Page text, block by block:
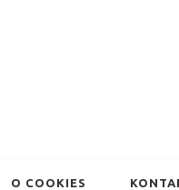
O COOKIES